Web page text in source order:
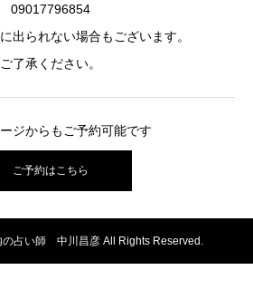
09017796854
出られない場合もございます。
ご了承ください。
ジからもご予約可能です
ご予約はこちら
占い師 中川昌彦 All Rights Reserved.